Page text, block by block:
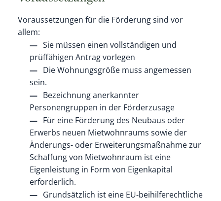
Voraussetzungen für die Förderung sind vor
allem:
Sie müssen einen vollständigen und
prüffähigen Antrag vorlegen
Die Wohnungsgröße muss angemessen
sein.
Bezeichnung anerkannter
Personengruppen in der Förderzusage
Für eine Förderung des Neubaus oder
Erwerbs neuen Mietwohnraums sowie der
Änderungs- oder Erweiterungsmaßnahme zur
Schaffung von Mietwohnraum ist eine
Eigenleistung in Form von Eigenkapital
erforderlich.
Grundsätzlich ist eine EU-beihilferechtliche